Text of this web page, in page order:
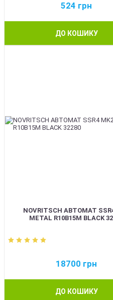
524 грн
ДО КОШИКУ
NOVRITSCH АВТОМАТ
METAL R10B15M BLACK
18700 грн
ДО КОШИКУ